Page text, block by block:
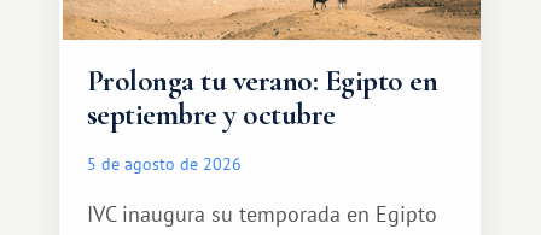
Prolonga tu verano: Egipto en
septiembre y octubre
5 de agosto de 2026
IVC inaugura su temporada en Egipto